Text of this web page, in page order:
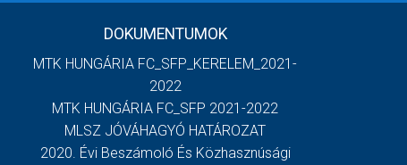
DOKUMENTUMOK
MTK HUNGÁRIA FC_SFP_KERELEM_2021-
2022
MTK HUNGÁRIA FC_SFP 2021-2022
MLSZ JÓVÁHAGYÓ HATÁROZAT
2020. Évi Beszámoló És Közhasznúsági